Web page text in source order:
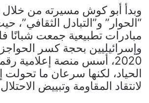
وبدأ أبو كوش مسيرته من
“الحوار” و”التبادل
مبادرات تطبيعية جمعت شبانًا
وإسرائيليين بحجة كسر
2020، أسس منصة إعلامية
الحياد، لكنها سرعان ما تحولت
لانتقاد المقاومة وتبييض